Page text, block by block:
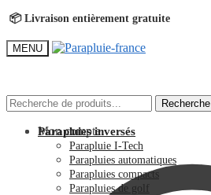
📦 Livraison entièrement gratuite
MENU
Recherche
Mon compte
Recherche
Parapluies inversés
Parapluie I-Tech
Parapluies automatiques
Parapluies compacts
Parapluies de golf